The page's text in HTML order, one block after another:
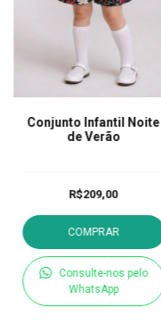
Conjunto Infantil Noite
de Verão
R$209,00
COMPRAR
Consulte-nos pelo
WhatsApp